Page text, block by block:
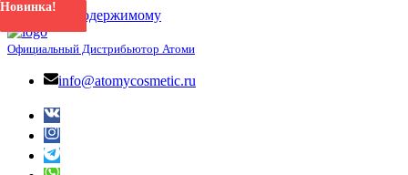
Перейти к содержимому
Официальный Дистрибьютор Атоми
info@atomycosmetic.ru
Новинка!
Новинка!
Новинка!
Новинка!
Новинка!
Новинка!
Новинка!